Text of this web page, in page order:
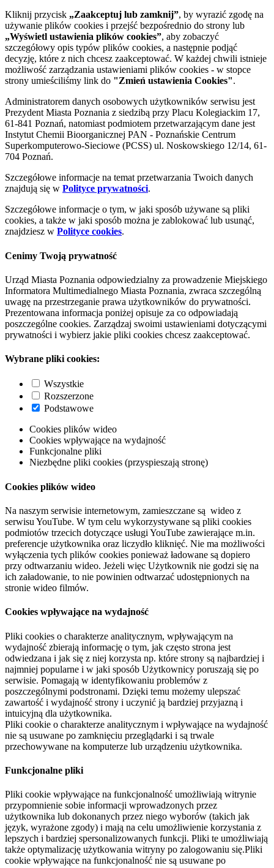
Kliknij przycisk „Zaakceptuj lub zamknij”, by wyrazić zgodę na
używanie plików cookies i przejść bezpośrednio do strony lub
„Wyświetl ustawienia plików cookies”, aby zobaczyć
szczegółowy opis typów plików cookies, a następnie podjąć
decyzję, które z nich chcesz zaakceptować. W każdej chwili istnieje
możliwość zarządzania ustawieniami plików cookies - w stopce
strony umieściliśmy link do "Zmień ustawienia Cookies".
Administratorem danych osobowych użytkowników serwisu jest
Prezydent Miasta Poznania z siedzibą przy Placu Kolegiackim 17,
61-841 Poznań, natomiast podmiotem przetwarzającym dane jest
Instytut Chemii Bioorganicznej PAN - Poznańskie Centrum
Superkomputerowo-Sieciowe (PCSS) ul. Noskowskiego 12/14, 61-
704 Poznań.
Szczegółowe informacje na temat przetwarzania Twoich danych
znajdują się w Polityce prywatności.
Szczegółowe informacje o tym, w jaki sposób używane są pliki
cookies, a także w jaki sposób można je zablokować lub usunąć,
znajdziesz w Polityce cookies.
Cenimy Twoją prywatność
Urząd Miasta Poznania odpowiedzialny za prowadzenie Miejskiego
Informatora Multimedialnego Miasta Poznania, zwraca szczególną
uwagę na przestrzeganie prawa użytkowników do prywatności.
Prezentowana informacja poniżej opisuje za co odpowiadają
poszczególne cookies. Zarządzaj swoimi ustawieniami dotyczącymi
prywatności i wybierz jakie pliki cookies chcesz zaakceptować.
Wybrane pliki cookies:
Wszystkie
Rozszerzone
Podstawowe
Cookies plików wideo
Cookies wpływające na wydajność
Funkcjonalne pliki
Niezbędne pliki cookies (przyspieszają stronę)
Cookies plików wideo
Na naszym serwisie internetowym, zamieszczane są wideo z
serwisu YouTube. W tym celu wykorzystywane są pliki cookies
podmiotów trzecich dotyczące usługi YouTube zawierające m.in.
preferencje użytkownika oraz liczydło kliknięć. Nie ma możliwości
wyłączenia tych plików cookies ponieważ ładowane są dopiero
przy odtwarzaniu wideo. Jeżeli więc Użytkownik nie godzi się na
ich załadowanie, to nie powinien odtwarzać udostępnionych na
stronie wideo filmów.
Cookies wpływające na wydajność
Pliki cookies o charakterze analitycznym, wpływającym na
wydajność zbierają informację o tym, jak często strona jest
odwiedzana i jak się z niej korzysta np. które strony są najbardziej i
najmniej popularne i w jaki sposób Użytkownicy poruszają się po
serwisie. Pomagają w identyfikowaniu problemów z
poszczególnymi podstronami. Dzięki temu możemy ulepszać
zawartość i wydajność strony i uczynić ją bardziej przyjazną i
intuicyjną dla użytkownika.
Pliki cookie o charakterze analitycznym i wpływające na wydajność
nie są usuwane po zamknięciu przeglądarki i są trwale
przechowywane na komputerze lub urządzeniu użytkownika.
Funkcjonalne pliki
Pliki cookie wpływające na funkcjonalność umożliwiają witrynie
przypomnienie sobie informacji wprowadzonych przez
użytkownika lub dokonanych przez niego wyborów (takich jak
język, wyrażone zgody) i mają na celu umożliwienie korzystania z
lepszych i bardziej spersonalizowanych funkcji. Pliki te umożliwiają
także optymalizację użytkowania witryny po zalogowaniu się.Pliki
cookie wpływające na funkcjonalność nie są usuwane po